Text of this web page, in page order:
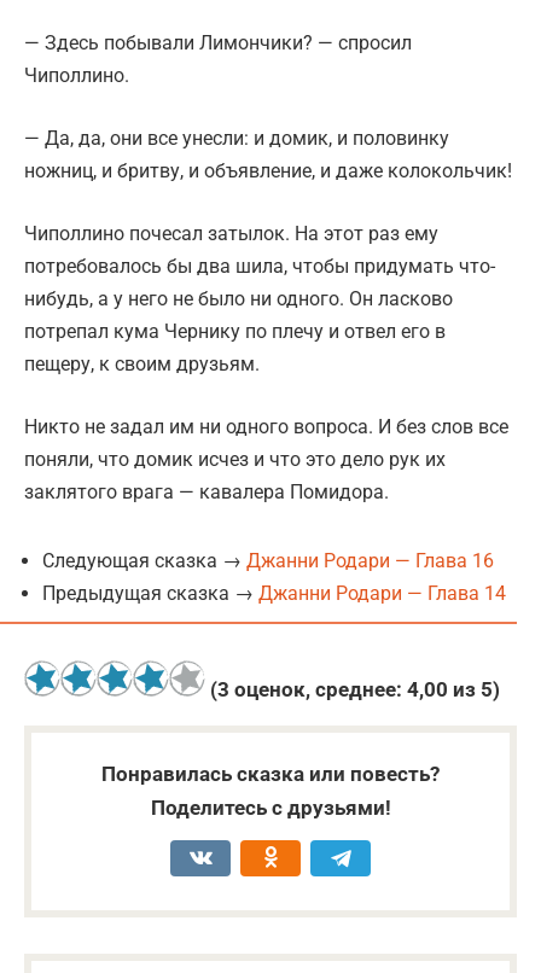
— Здесь побывали Лимончики? — спросил
Чиполлино.
— Да, да, они все унесли: и домик, и половинку
ножниц, и бритву, и объявление, и даже колокольчик!
Чиполлино почесал затылок. На этот раз ему
потребовалось бы два шила, чтобы придумать что-
нибудь, а у него не было ни одного. Он ласково
потрепал кума Чернику по плечу и отвел его в
пещеру, к своим друзьям.
Никто не задал им ни одного вопроса. И без слов все
поняли, что домик исчез и что это дело рук их
заклятого врага — кавалера Помидора.
Следующая сказка → Джанни Родари — Глава 16
Предыдущая сказка → Джанни Родари — Глава 14
(3 оценок, среднее: 4,00 из 5)
Понравилась сказка или повесть?
Поделитесь с друзьями!